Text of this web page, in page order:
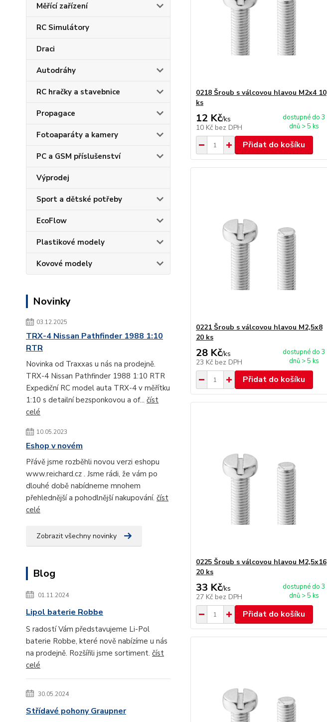
Měřící zařízení
RC Simulátory
Draci
Autodráhy
RC hračky a stavebnice
Propagace
Fotoaparáty a kamery
PC a GSM příslušenství
Výprodej
Sport a dětské potřeby
EcoFlow
Plastikové modely
Kovové modely
Novinky
03.12.2025
TRX-4 Nissan Pathfinder 1988 1:10
RTR
Novinka od Traxxas u nás na prodejně.
TRX-4 Nissan Pathfinder 1988 1:10 RTR
Expediční RC model auta TRX-4 v měřítku
1:10 s detailní bezsponkovou a of... číst
celé
10.05.2023
Eshop v novém
Přávě jsme rozběhli novou verzi eshopu
www.reichard.cz . Jsme rádi, že vám po
dlouhé době nabídneme mnohem
přehlednější a pohodlnější nakupování. číst
celé
Zobrazit všechny novinky
Blog
01.11.2024
Lipol baterie Robbe
S radostí Vám představujeme Li-Pol
baterie Robbe, které nově nabízíme u nás
na prodejně. Rozšířili jsme sortiment. číst
celé
30.05.2024
Střídavé pohony Graupner
0218 Šroub s válcovou hlavou M2x4 10
ks
12 Kč/ks
10 Kč bez DPH
dostupné do 3
dnů > 5 ks
Přidat do košíku
0221 Šroub s válcovou hlavou M2,5x8
20 ks
28 Kč/ks
23 Kč bez DPH
dostupné do 3
dnů > 5 ks
Přidat do košíku
0225 Šroub s válcovou hlavou M2,5x16
20 ks
33 Kč/ks
27 Kč bez DPH
dostupné do 3
dnů > 5 ks
Přidat do košíku